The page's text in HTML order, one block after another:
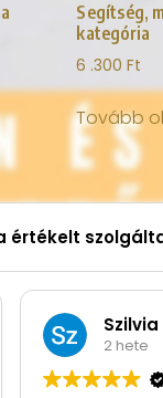
Segítség,
kategória
6 .300Ft
Tovább
értékelt
2 hete